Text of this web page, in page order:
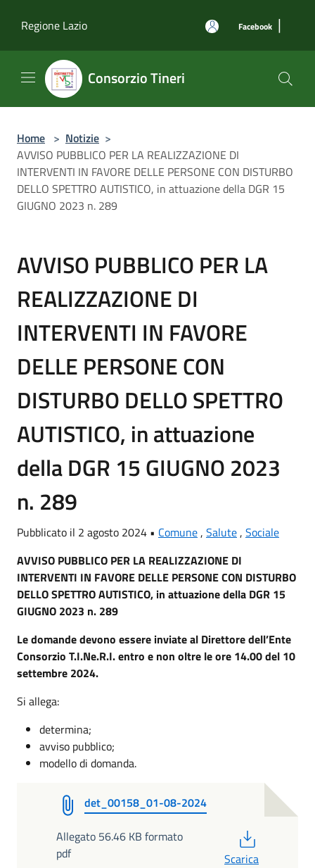
Regione Lazio
Facebook |
Consorzio Tineri
Home > Notizie >
AVVISO PUBBLICO PER LA REALIZZAZIONE DI
INTERVENTI IN FAVORE DELLE PERSONE CON DISTURBO
DELLO SPETTRO AUTISTICO, in attuazione della DGR 15
GIUGNO 2023 n. 289
AVVISO PUBBLICO PER LA
REALIZZAZIONE DI
INTERVENTI IN FAVORE
DELLE PERSONE CON
DISTURBO DELLO SPETTRO
AUTISTICO, in attuazione
della DGR 15 GIUGNO 2023
n. 289
Pubblicato il 2 agosto 2024 • Comune, Salute, Sociale
AVVISO PUBBLICO PER LA REALIZZAZIONE DI
INTERVENTI IN FAVORE DELLE PERSONE CON DISTURBO
DELLO SPETTRO AUTISTICO, in attuazione della DGR 15
GIUGNO 2023 n. 289
Le domande devono essere inviate al Direttore dell’Ente
Consorzio T.I.Ne.R.I. entro e non oltre le ore 14.00 del 10
settembre 2024.
Si allega:
determina;
avviso pubblico;
modello di domanda.
det_00158_01-08-2024
Allegato 56.46 KB formato
pdf
Scarica